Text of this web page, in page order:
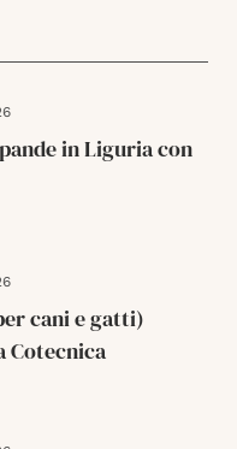
in Liguria con
cani e gatti)
Cotecnica